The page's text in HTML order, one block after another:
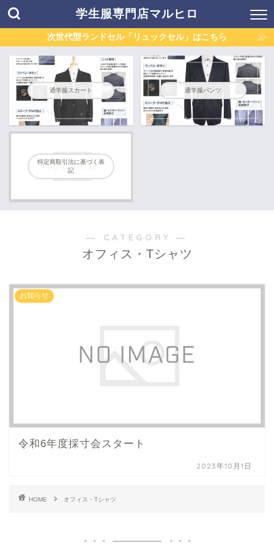
学生服専門店マルヒロ
次世代型ランドセル「リュックセル」はこちら
通学服スカート 通学服パンツ
特定商取引法に基づく表
記
― CATEGORY ―
オフィス・Tシャツ
お知らせ
令和6年度採寸会スタート
2023年10月1日
HOME オフィス・Tシャツ